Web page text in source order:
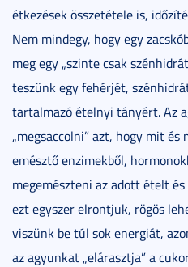
étkezések összetétele is,
Nem mindegy, hogy egy
meg egy „szinte csak
teszünk egy fehérjét,
tartalmazó ételnyi tányért. Az
„megsaccolni” azt, hogy mit
emésztő enzimekből,
megemészteni az adott ételt
ezt egyszer elrontjuk, rögös
viszünk be túl sok energiát,
az agyunkat „elárasztja” a